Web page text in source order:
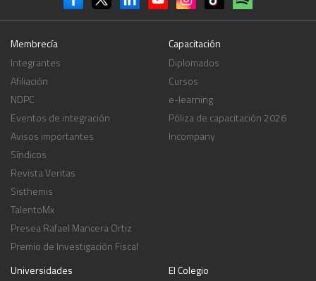
Membrecía
Integrantes
Afiliación
NDPC
Eventos de integración
Avisos importantes
Síndicos
Revista Veritas
Sisthemis
TalentoMx
Presea Rafael Mancera Ortiz
Premio de Investigación Fiscal
Capacitación
Diplomados
Cursos
e-learning
Póliza de capacitación 2026
Incompany
Universidades
El Colegio